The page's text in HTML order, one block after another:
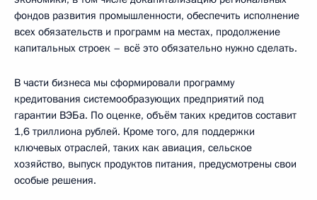
фондов развития промышленности, обеспечить исполнение
всех обязательств и программ на местах, продолжение
капитальных строек – всё это обязательно нужно сделать.
В части бизнеса мы сформировали программу
кредитования системообразующих предприятий под
гарантии ВЭБа. По оценке, объём таких кредитов составит
1,6 триллиона рублей. Кроме того, для поддержки
ключевых отраслей, таких как авиация, сельское
хозяйство, выпуск продуктов питания, предусмотрены свои
особые решения.